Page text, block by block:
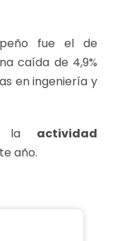
fue el de
caída de 4,9%
en ingeniería y
la actividad
año.